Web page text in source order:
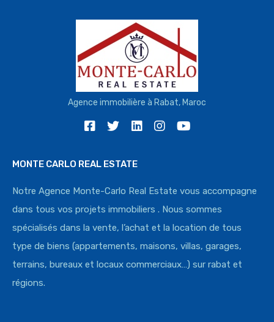
Agence immobilière à Rabat, Maroc
MONTE CARLO REAL ESTATE
Notre Agence Monte-Carlo Real Estate vous accompagne
dans tous vos projets immobiliers . Nous sommes
spécialisés dans la vente, l’achat et la location de tous
type de biens (appartements, maisons, villas, garages,
terrains, bureaux et locaux commerciaux…) sur rabat et
régions.